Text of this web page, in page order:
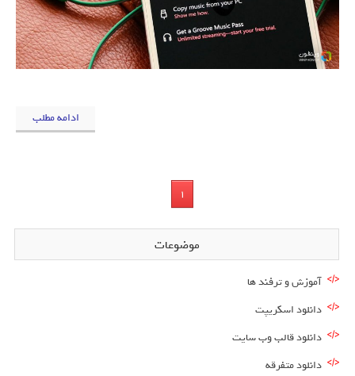
ادامه مطلب
1
موضوعات
آموزش و ترفند ها
دانلود اسکریپت
دانلود قالب وب سایت
دانلود متفرقه